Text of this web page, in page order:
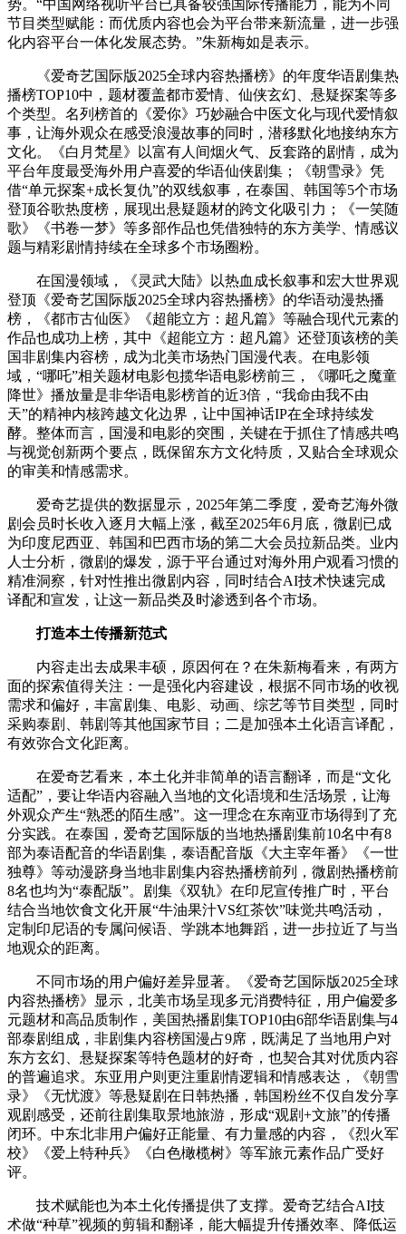
势。“中国网络视听平台已具备较强国际传播能力，能为不同
节目类型赋能：而优质内容也会为平台带来新流量，进一步强
化内容平台一体化发展态势。”朱新梅如是表示。
《爱奇艺国际版2025全球内容热播榜》的年度华语剧集热
播榜TOP10中，题材覆盖都市爱情、仙侠玄幻、悬疑探案等多
个类型。名列榜首的《爱你》巧妙融合中医文化与现代爱情叙
事，让海外观众在感受浪漫故事的同时，潜移默化地接纳东方
文化。《白月梵星》以富有人间烟火气、反套路的剧情，成为
平台年度最受海外用户喜爱的华语仙侠剧集；《朝雪录》凭
借“单元探案+成长复仇”的双线叙事，在泰国、韩国等5个市场
登顶谷歌热度榜，展现出悬疑题材的跨文化吸引力；《一笑随
歌》《书卷一梦》等多部作品也凭借独特的东方美学、情感议
题与精彩剧情持续在全球多个市场圈粉。
在国漫领域，《灵武大陆》以热血成长叙事和宏大世界观
登顶《爱奇艺国际版2025全球内容热播榜》的华语动漫热播
榜，《都市古仙医》《超能立方：超凡篇》等融合现代元素的
作品也成功上榜，其中《超能立方：超凡篇》还登顶该榜的美
国非剧集内容榜，成为北美市场热门国漫代表。在电影领
域，“哪吒”相关题材电影包揽华语电影榜前三，《哪吒之魔童
降世》播放量是非华语电影榜首的近3倍，“我命由我不由
天”的精神内核跨越文化边界，让中国神话IP在全球持续发
酵。整体而言，国漫和电影的突围，关键在于抓住了情感共鸣
与视觉创新两个要点，既保留东方文化特质，又贴合全球观众
的审美和情感需求。
爱奇艺提供的数据显示，2025年第二季度，爱奇艺海外微
剧会员时长收入逐月大幅上涨，截至2025年6月底，微剧已成
为印度尼西亚、韩国和巴西市场的第二大会员拉新品类。业内
人士分析，微剧的爆发，源于平台通过对海外用户观看习惯的
精准洞察，针对性推出微剧内容，同时结合AI技术快速完成
译配和宣发，让这一新品类及时渗透到各个市场。
打造本土传播新范式
内容走出去成果丰硕，原因何在？在朱新梅看来，有两方
面的探索值得关注：一是强化内容建设，根据不同市场的收视
需求和偏好，丰富剧集、电影、动画、综艺等节目类型，同时
采购泰剧、韩剧等其他国家节目；二是加强本土化语言译配，
有效弥合文化距离。
在爱奇艺看来，本土化并非简单的语言翻译，而是“文化
适配”，要让华语内容融入当地的文化语境和生活场景，让海
外观众产生“熟悉的陌生感”。这一理念在东南亚市场得到了充
分实践。在泰国，爱奇艺国际版的当地热播剧集前10名中有8
部为泰语配音的华语剧集，泰语配音版《大主宰年番》《一世
独尊》等动漫跻身当地非剧集内容热播榜前列，微剧热播榜前
8名也均为“泰配版”。剧集《双轨》在印尼宣传推广时，平台
结合当地饮食文化开展“牛油果汁VS红茶饮”味觉共鸣活动，
定制印尼语的专属问候语、学跳本地舞蹈，进一步拉近了与当
地观众的距离。
不同市场的用户偏好差异显著。《爱奇艺国际版2025全球
内容热播榜》显示，北美市场呈现多元消费特征，用户偏爱多
元题材和高品质制作，美国热播剧集TOP10由6部华语剧集与4
部泰剧组成，非剧集内容榜国漫占9席，既满足了当地用户对
东方玄幻、悬疑探案等特色题材的好奇，也契合其对优质内容
的普遍追求。东亚用户则更注重剧情逻辑和情感表达，《朝雪
录》《无忧渡》等悬疑剧在日韩热播，韩国粉丝不仅自发分享
观剧感受，还前往剧集取景地旅游，形成“观剧+文旅”的传播
闭环。中东北非用户偏好正能量、有力量感的内容，《烈火军
校》《爱上特种兵》《白色橄榄树》等军旅元素作品广受好
评。
技术赋能也为本土化传播提供了支撑。爱奇艺结合AI技
术做“种草”视频的剪辑和翻译，能大幅提升传播效率、降低运